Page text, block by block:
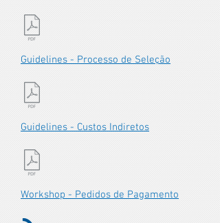
Guidelines - Processo de Seleção
Guidelines - Custos Indiretos
Workshop - Pedidos de Pagamento